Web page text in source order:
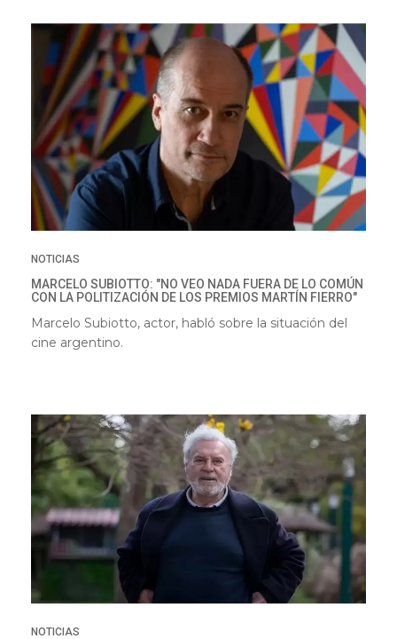
NOTICIAS
MARCELO SUBIOTTO: "NO VEO NADA FUERA DE LO COMÚN
CON LA POLITIZACIÓN DE LOS PREMIOS MARTÍN FIERRO"
Marcelo Subiotto, actor, habló sobre la situación del
cine argentino.
NOTICIAS